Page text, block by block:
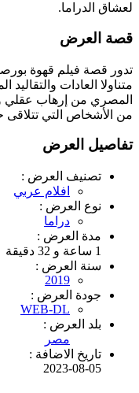
لعشاق الدراما.
قصة العرض
متناولا العادات
المصري من إرهاب عقلي
من الأشخاص التي تتلاقى
تفاصيل العرض
تصنيف العرض :
افلام عربي
نوع العرض :
دراما
مدة العرض :
1 ساعة و 32 دقيقة
سنة العرض :
2019
جودة العرض :
WEB-DL
بلد العرض :
مصر
تاريخ الاضافة :
2023-08-05